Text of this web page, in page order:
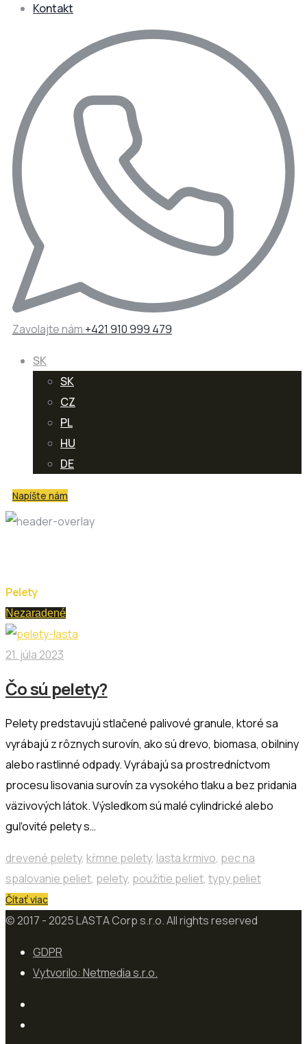
Kontakt
Zavolajte nám +421 910 999 479
SK
SK
CZ
PL
HU
DE
Napíšte nám
Pelety
Nezaradené
21. júla 2023
Čo sú pelety?
Pelety predstavujú stlačené palivové granule, ktoré sa
vyrábajú z rôznych surovín, ako sú drevo, biomasa, obilniny
alebo rastlinné odpady. Vyrábajú sa prostredníctvom
procesu lisovania surovín za vysokého tlaku a bez pridania
väzivových látok. Výsledkom sú malé cylindrické alebo
guľovité pelety s…
drevené pelety, kŕmne pelety, lasta krmivo, pec na
spalovanie peliet, pelety, použitie peliet, typy peliet
Čítať viac
© 2017 - 2025 LASTA Corp s.r.o. All rights reserved
GDPR
Vytvorilo: Netmedia s.r.o.